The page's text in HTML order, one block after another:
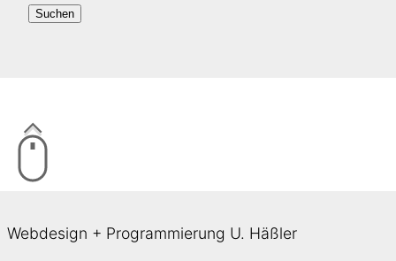
Webdesign + Programmierung U. Häßler